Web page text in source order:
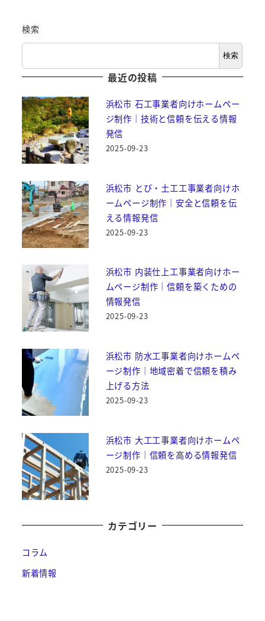
検索
検索
最近の投稿
浜松市 石工事業者向けホームペー
ジ制作｜技術と信頼を伝える情報
発信
2025-09-23
浜松市 とび・土工工事業者向けホ
ームページ制作｜安全と信頼を伝
える情報発信
2025-09-23
浜松市 内装仕上工事業者向けホー
ムページ制作｜信頼を築くための
情報発信
2025-09-23
浜松市 防水工事業者向けホームペ
ージ制作｜地域密着で信頼を積み
上げる方法
2025-09-23
浜松市 大工工事業者向けホームペ
ージ制作｜信頼を高める情報発信
2025-09-23
カテゴリー
コラム
新着情報